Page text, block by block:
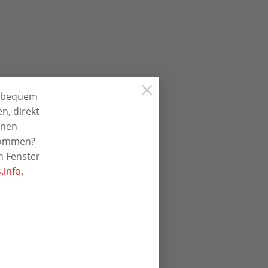
direkt
Fenster
.
×